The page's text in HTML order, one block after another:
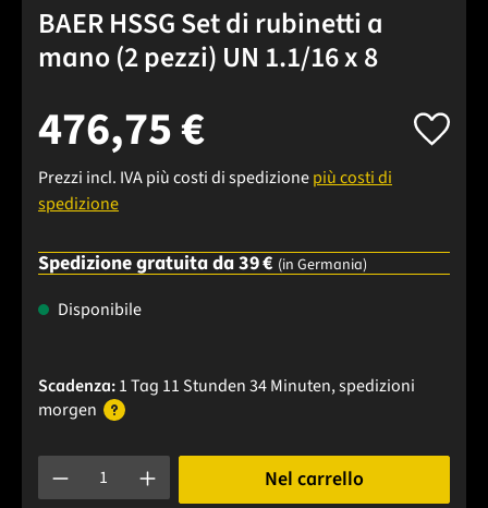
BAER HSSG Set di rubinetti a
mano (2 pezzi) UN 1.1/16 x 8
476,75 €
Prezzi incl. IVA più costi di spedizionepiù costi di
spedizione
Spedizione gratuita da 39 € (in Germania)
Disponibile
Scadenza:1 Tag 11 Stunden 34 Minuten, spedizioni
morgen
Quantità del prodotto: inserisci la quantità desiderata o
Nel carrello